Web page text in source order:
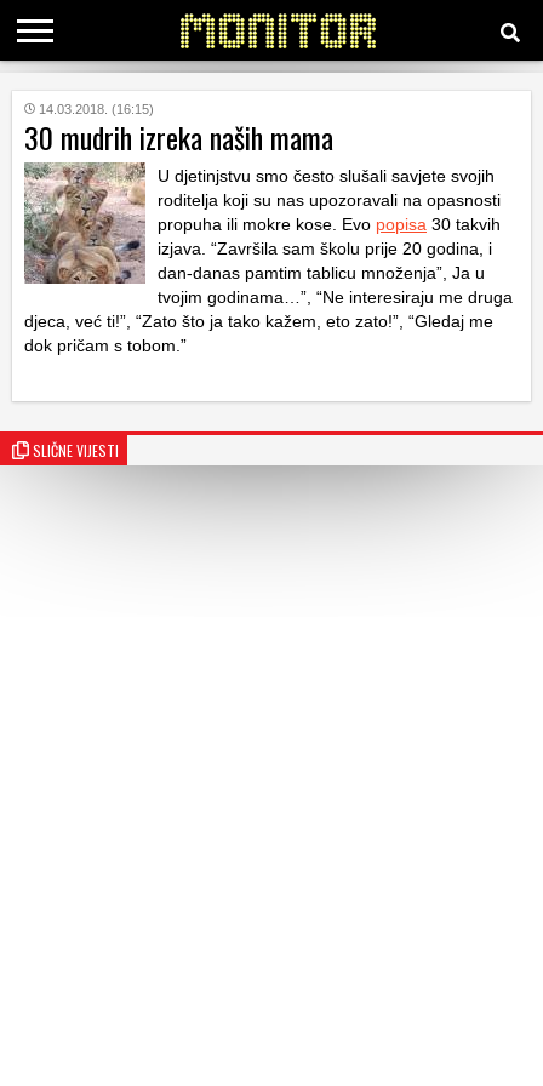
KATEGORIJE
HRVATSKI
WEB
14.03.2018. (16:15)
30 mudrih izreka naših mama
U djetinjstvu smo često slušali savjete svojih
roditelja koji su nas upozoravali na opasnosti
propuha ili mokre kose. Evo popisa 30 takvih
izjava. “Završila sam školu prije 20 godina, i
dan-danas pamtim tablicu množenja”, Ja u
tvojim godinama…”, “Ne interesiraju me druga
djeca, već ti!”, “Zato što ja tako kažem, eto zato!”, “Gledaj me
dok pričam s tobom.”
SLIČNE VIJESTI